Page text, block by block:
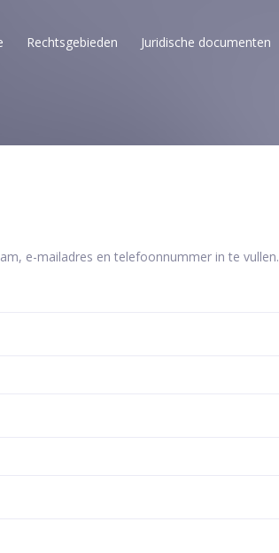
Rechtsgebieden Juridische documenten
e-mailadres en telefoonnummer in te vullen.